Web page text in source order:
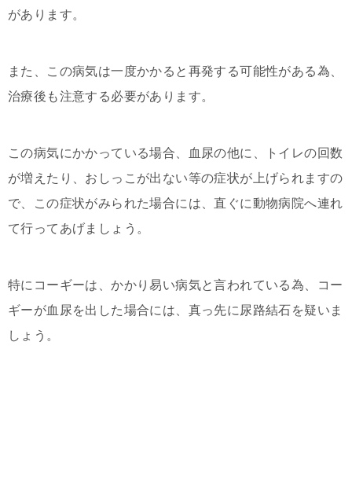
があります。
また、この病気は一度かかると再発する可能性がある為、
治療後も注意する必要があります。
この病気にかかっている場合、血尿の他に、トイレの回数
が増えたり、おしっこが出ない等の症状が上げられますの
で、この症状がみられた場合には、直ぐに動物病院へ連れ
て行ってあげましょう。
特にコーギーは、かかり易い病気と言われている為、コー
ギーが血尿を出した場合には、真っ先に尿路結石を疑いま
しょう。